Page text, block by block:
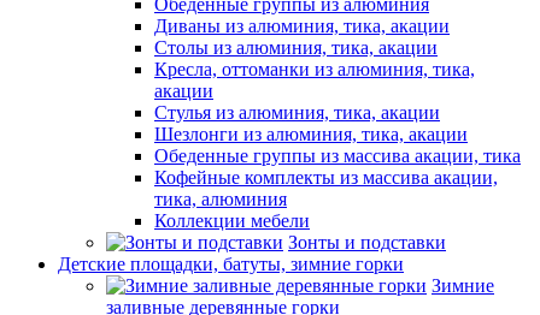
Обеденные группы из алюминия
Диваны из алюминия, тика, акации
Столы из алюминия, тика, акации
Кресла, оттоманки из алюминия, тика,
акации
Стулья из алюминия, тика, акации
Шезлонги из алюминия, тика, акации
Обеденные группы из массива акации, тика
Кофейные комплекты из массива акации,
тика, алюминия
Коллекции мебели
Зонты и подставки
Детские площадки, батуты, зимние горки
Зимние
заливные деревянные горки